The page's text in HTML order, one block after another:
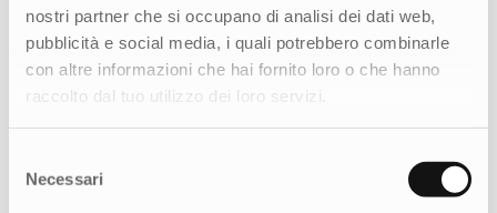
nostri partner che si occupano di analisi dei dati web,
pubblicità e social media, i quali potrebbero combinarle
con altre informazioni che hai fornito loro o che hanno
raccolto dal tuo utilizzo dei loro servizi.
delNecessari
Nuovo posizionamento ed ecosistema
digitale per un’esperienza di credito
più semplice e sicura